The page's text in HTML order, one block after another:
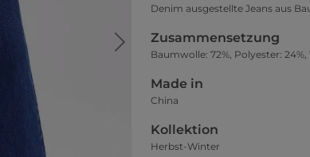
Denim ausgestellte Jeans aus
Zusammensetzung
Baumwolle: 72%, Polyester: 24%,
Made in
China
Kollektion
Herbst-Winter